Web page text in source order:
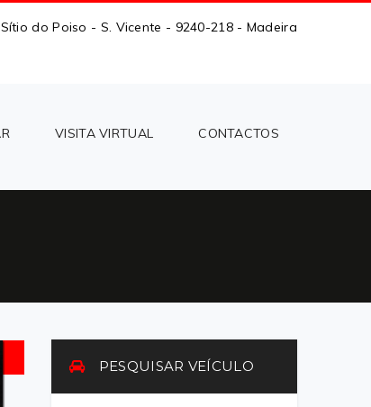
Sítio do Poiso - S. Vicente - 9240-218 - Madeira
VISITA VIRTUAL CONTACTOS
PESQUISAR VEÍCULO